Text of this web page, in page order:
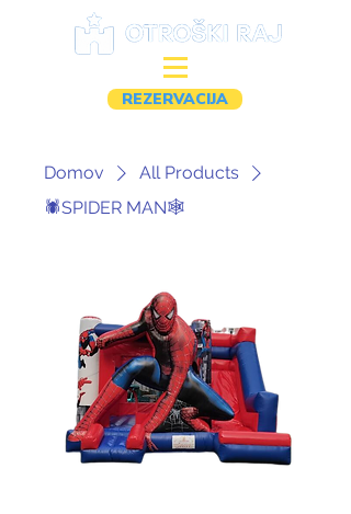
REZERVACIJA
Domov
All Products
🕷️SPIDER MAN🕸️